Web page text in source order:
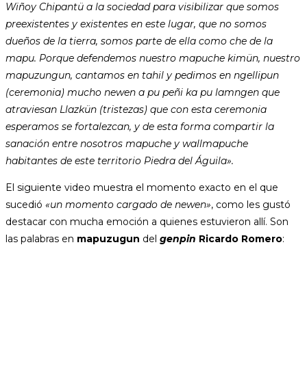
Wiñoy Chipantü a la sociedad para visibilizar que somos
preexistentes y existentes en este lugar, que no somos
dueños de la tierra, somos parte de ella como che de la
mapu. Porque defendemos nuestro mapuche kimün, nuestro
mapuzungun, cantamos en tahil y pedimos en ngellipun
(ceremonia) mucho newen a pu peñi ka pu lamngen que
atraviesan Llazkün (tristezas) que con esta ceremonia
esperamos se fortalezcan, y de esta forma compartir la
sanación entre nosotros mapuche y wallmapuche
habitantes de este territorio Piedra del Águila».
El siguiente video muestra el momento exacto en el que
sucedió «un momento cargado de newen», como les gustó
destacar con mucha emoción a quienes estuvieron allí. Son
las palabras en mapuzugun del genpin Ricardo Romero: